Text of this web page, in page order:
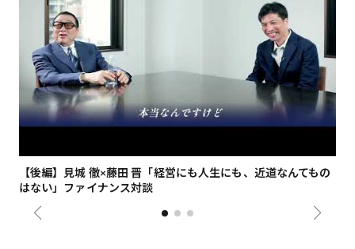
【後編】見城 徹×藤田 晋「経営にも人生にも、近道なんてもの
はない」ファイナンス対談